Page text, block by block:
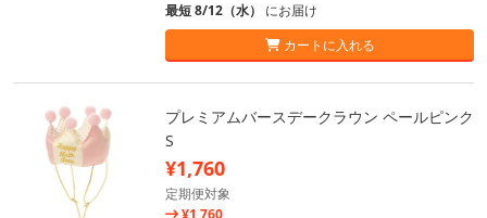
最短 8/12（水） にお届け
カートに入れる
プレミアムバースデークラウン ペールピンク
S
¥1,760
定期便対象